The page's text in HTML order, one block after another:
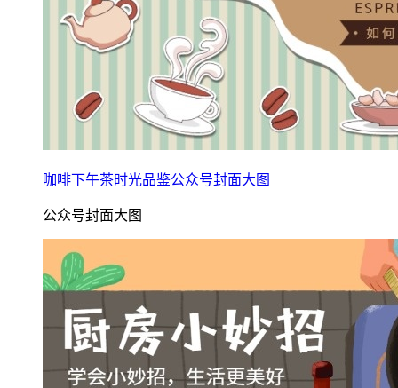
咖啡下午茶时光品鉴公众号封面大图
公众号封面大图